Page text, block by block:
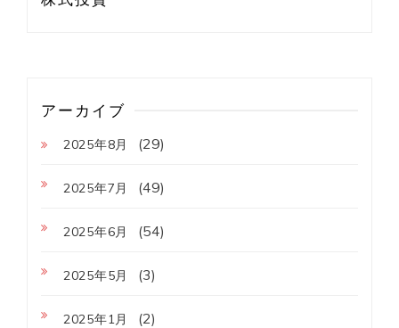
アーカイブ
2025年8月 (29)
2025年7月 (49)
2025年6月 (54)
2025年5月 (3)
2025年1月 (2)